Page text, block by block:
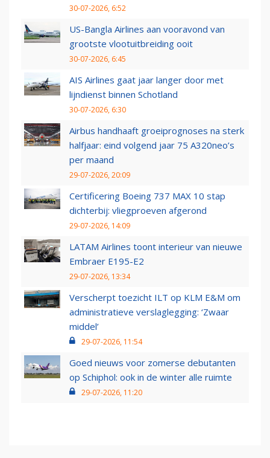
30-07-2026, 6:52
US-Bangla Airlines aan vooravond van
grootste vlootuitbreiding ooit
30-07-2026, 6:45
AIS Airlines gaat jaar langer door met
lijndienst binnen Schotland
30-07-2026, 6:30
Airbus handhaaft groeiprognoses na sterk
halfjaar: eind volgend jaar 75 A320neo’s
per maand
29-07-2026, 20:09
Certificering Boeing 737 MAX 10 stap
dichterbij: vliegproeven afgerond
29-07-2026, 14:09
LATAM Airlines toont interieur van nieuwe
Embraer E195-E2
29-07-2026, 13:34
Verscherpt toezicht ILT op KLM E&M om
administratieve verslaglegging: ‘Zwaar
middel’
29-07-2026, 11:54
Goed nieuws voor zomerse debutanten
op Schiphol: ook in de winter alle ruimte
29-07-2026, 11:20